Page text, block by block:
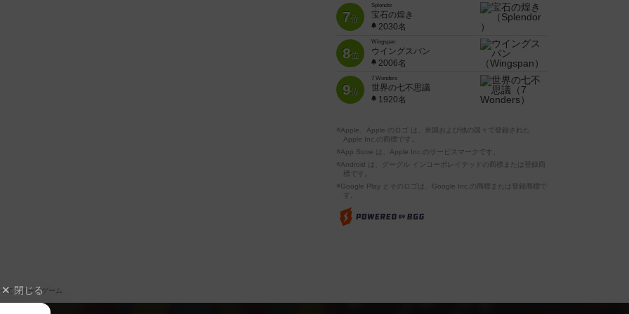
7位
Splendor
宝石の煌き
2030名
8位
Wingspan
ウイングスパン
2006名
9位
7 Wonders
世界の七不思議
1920名
※Apple、Apple のロゴ は、米国および他の国々で登録された
Apple Inc.の商標です。
※App Store は、Apple Inc.のサービスマークです。
※Android は、グーグル インコーポレイテッドの商標または登録商
標です。
※Google Play とそのロゴは、Google Inc.の商標または登録商標で
す。
てるボードゲーム
閉じる